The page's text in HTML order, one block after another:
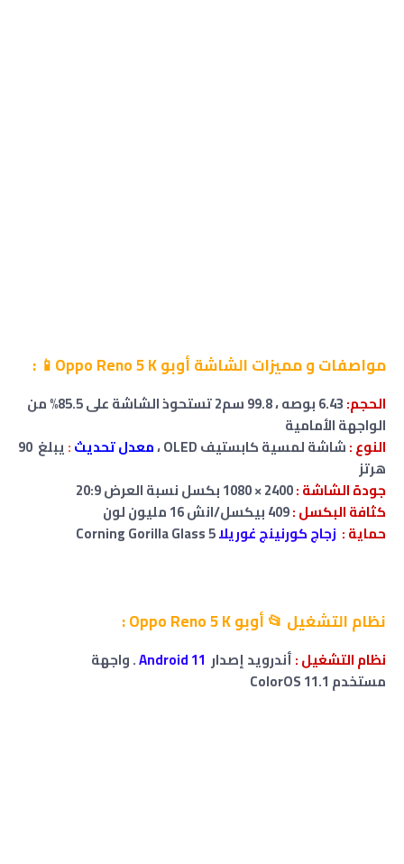
مواصفاتو مميزات الشاشةأوبو Oppo Reno 5 K 📱
:
الحجم:
6.43 بوصه ، 99.8 سم2 تستحوذ الشاشة على 85.5% من
الواجهة الأمامية
النوع :شاشة لمسية كابستيف OLED ،معدل تحديث:
يبلغ 90
هرتز
جودة الشاشة :2400 × 1080 بكسل نسبة العرض 20:9
كثافة البكسل :409 بيكسل/انش 16 مليون لون
حماية : زجاج كورنينج غوريلاCorning Gorilla Glass 5
نظام التشغيل 📂أوبو Oppo Reno 5 K :
نظام التشغيل :أندرويد إصدار Android 11. واجهة
مستخدم ColorOS 11.1